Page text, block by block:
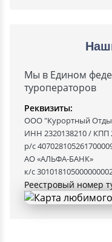
Мы в Едином
туроператоров
Реквизиты:
ООО "Курортный
ИНН 2320138210 / КПП
р/с
АО «АЛЬФА-БАНК»
к/с
Реестровый номер